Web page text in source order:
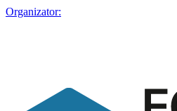
Organizator: